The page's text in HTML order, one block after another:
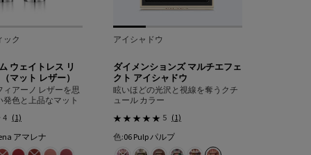
ック
ウェイトレス リ
マット レザー）
ィアーノ レザーを思
色と上品なマット
4 (1)
アマレナ
{1} の場合
アイシャドウ
ダイメンションズ マルチエフェ
クト アイシャドウ
眩いほどの光沢と視線を奪うクチ
ュール カラー
5 (1)
色:06 Pulp パルプ
色を選択してください
{1} の場合